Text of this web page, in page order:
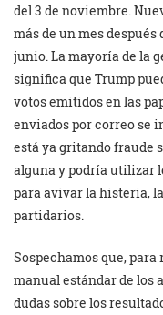
del 3 de noviembre.
más de un mes
junio. La mayoría de la
significa que Trump
votos emitidos en las
enviados por correo se
está ya gritando fraude
alguna y podría utilizar
para avivar la histeria,
partidarios.
Sospechamos que,
manual estándar de los
dudas sobre los